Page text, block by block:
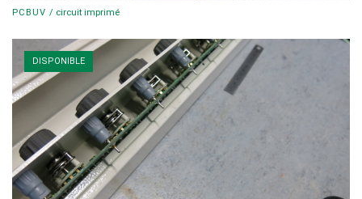
PCBUV / circuit imprimé
DISPONIBLE